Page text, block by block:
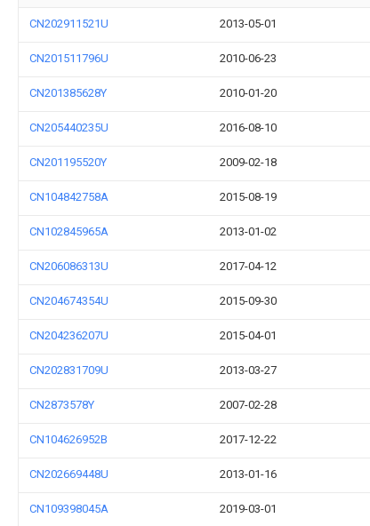
CN202911521U 2013-05-01
CN201511796U 2010-06-23
CN201385628Y 2010-01-20
CN205440235U 2016-08-10
CN201195520Y 2009-02-18
CN104842758A 2015-08-19
CN102845965A 2013-01-02
CN206086313U 2017-04-12
CN204674354U 2015-09-30
CN204236207U 2015-04-01
CN202831709U 2013-03-27
CN2873578Y 2007-02-28
CN104626952B 2017-12-22
CN202669448U 2013-01-16
CN109398045A 2019-03-01